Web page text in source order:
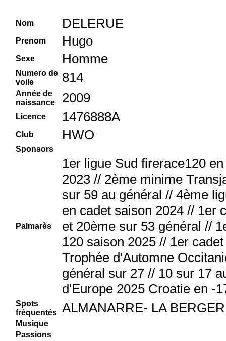
Nom DELERUE
Prenom Hugo
Sexe Homme
Numero de
voile
814
Année de
naissance
2009
Licence 1476888A
Club HWO
Sponsors
Palmarès
1er ligue Sud firerace120
2023 // 2ème minime
sur 59 au général // 4ème
en cadet saison 2024 // 1er
et 20ème sur 53 général //
120 saison 2025 // 1er
Trophée d'Automne
général sur 27 // 10 sur 17
d'Europe 2025 Croatie en -
Spots
fréquentés ALMANARRE- LA
Musique
Passions